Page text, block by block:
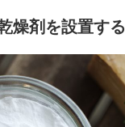
燥剤を設置する